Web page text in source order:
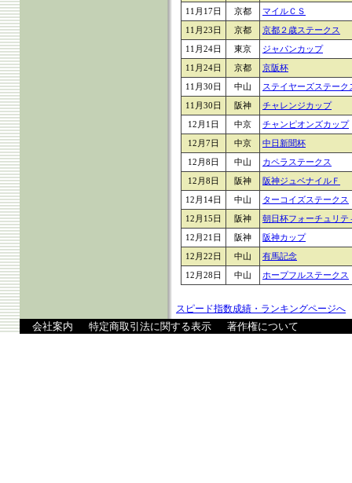
11月17日
京都
マイルＣＳ
11月23日
京都
京都２歳ステークス
11月24日
東京
ジャパンカップ
11月24日
京都
京阪杯
11月30日
中山
ステイヤーズステーク
11月30日
阪神
チャレンジカップ
12月1日
中京
チャンピオンズカップ
12月7日
中京
中日新聞杯
12月8日
中山
カペラステークス
12月8日
阪神
阪神ジュベナイルＦ
12月14日
中山
ターコイズステークス
12月15日
阪神
朝日杯フォーチュリテ
12月21日
阪神
阪神カップ
12月22日
中山
有馬記念
12月28日
中山 ホープフルステークス
スピード指数成績・ランキングページへ
会社案内 特定商取引法に関する表示 著作権について